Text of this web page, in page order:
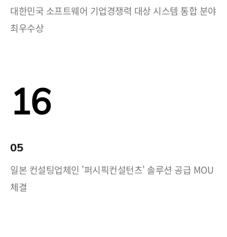
대한민국 소프트웨어 기업경쟁력 대상 시스템 통합 분야
최우수상
16
05
일본 컨설팅업체인 '퍼시픽컨설턴츠' 솔루션 공급 MOU
체결